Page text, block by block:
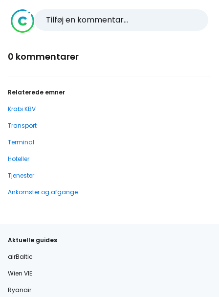
Tilføj en kommentar...
0 kommentarer
Relaterede emner
Krabi KBV
Transport
Terminal
Hoteller
Tjenester
Ankomster og afgange
Aktuelle guides
airBaltic
Wien VIE
Ryanair